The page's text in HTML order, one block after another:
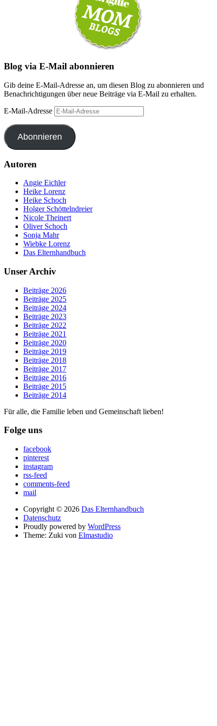
Blog via E-Mail abonnieren
Gib deine E-Mail-Adresse an, um diesen Blog zu abonnieren und
Benachrichtigungen über neue Beiträge via E-Mail zu erhalten.
E-Mail-Adresse
Abonnieren
Autoren
Angie Eichler
Heike Lorenz
Heike Schoch
Holger Schöttelndreier
Nicole Theinert
Oliver Schoch
Sonja Mahr
Wiebke Lorenz
Das Elternhandbuch
Unser Archiv
Beiträge 2026
Beiträge 2025
Beiträge 2024
Beiträge 2023
Beiträge 2022
Beiträge 2021
Beiträge 2020
Beiträge 2019
Beiträge 2018
Beiträge 2017
Beiträge 2016
Beiträge 2015
Beiträge 2014
Für alle, die Familie leben und Gemeinschaft lieben!
Folge uns
facebook
pinterest
instagram
rss-feed
comments-feed
mail
Copyright © 2026 Das Elternhandbuch
Datenschutz
Proudly powered by WordPress
Theme: Zuki von Elmastudio